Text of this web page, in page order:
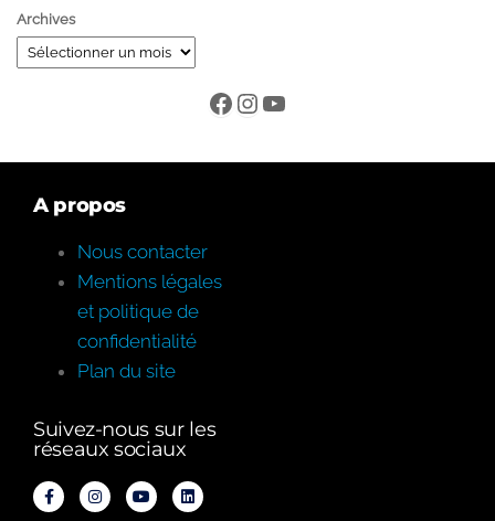
Archives
A propos
Nous contacter
Mentions légales
et politique de
confidentialité
Plan du site
Suivez-nous sur les
réseaux sociaux